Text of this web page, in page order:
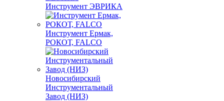
Инструмент ЭВРИКА
Инструмент Ермак,
РОКОТ, FALCO
Новосибирский
Инструментальный
Завод (НИЗ)